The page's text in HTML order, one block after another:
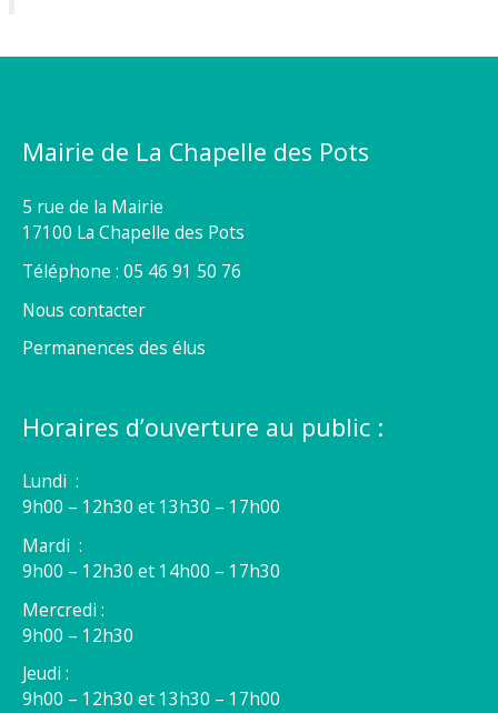
Mairie de La Chapelle des Pots
5 rue de la Mairie
17100 La Chapelle des Pots
Téléphone : 05 46 91 50 76
Nous contacter
Permanences des élus
Horaires d’ouverture au public :
Lundi :
9h00 – 12h30 et 13h30 – 17h00
Mardi :
9h00 – 12h30 et 14h00 – 17h30
Mercredi :
9h00 – 12h30
Jeudi :
9h00 – 12h30 et 13h30 – 17h00